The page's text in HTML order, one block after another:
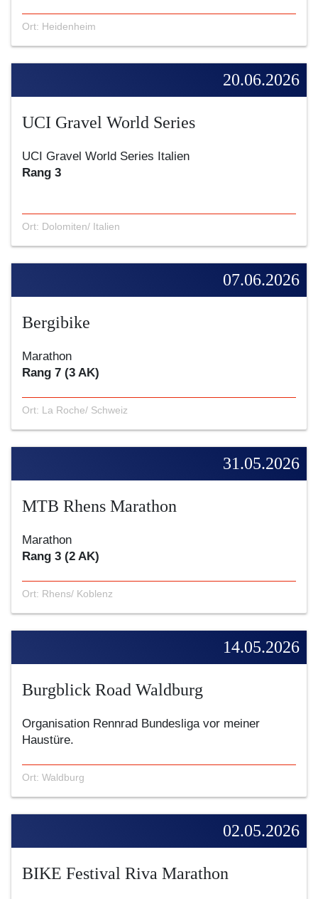
Ort: Heidenheim
20.06.2026
UCI Gravel World Series
UCI Gravel World Series Italien
Rang 3
Ort: Dolomiten/ Italien
07.06.2026
Bergibike
Marathon
Rang 7 (3 AK)
Ort: La Roche/ Schweiz
31.05.2026
MTB Rhens Marathon
Marathon
Rang 3 (2 AK)
Ort: Rhens/ Koblenz
14.05.2026
Burgblick Road Waldburg
Organisation Rennrad Bundesliga vor meiner
Haustüre.
Ort: Waldburg
02.05.2026
BIKE Festival Riva Marathon